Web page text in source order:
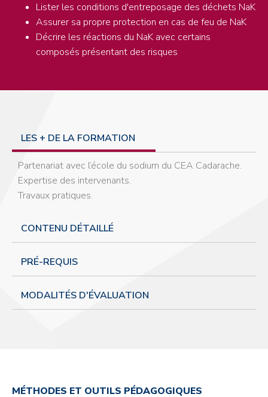
Lister les conditions d'entreposage des déchets NaK
Assurer sa propre protection en cas de feu de NaK
Décrire les réactions du NaK avec certains
composés présentant des risques
LES + DE LA FORMATION
Partenariat avec l’école du sodium du CEA Cadarache.
Expertise des intervenants.
Travaux pratiques.
CONTENU DÉTAILLÉ
PRÉ-REQUIS
MODALITÉS D'ÉVALUATION
MÉTHODES ET OUTILS PÉDAGOGIQUES